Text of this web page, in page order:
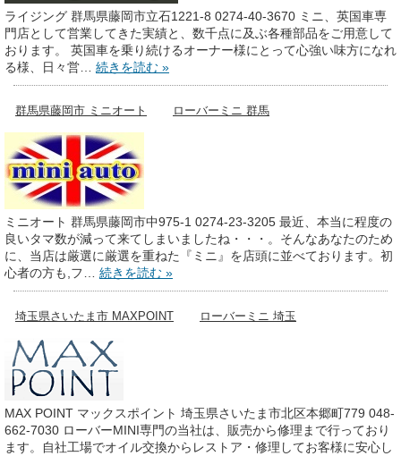
ライジング 群馬県藤岡市立石1221-8 0274-40-3670 ミニ、英国車専
門店として営業してきた実績と、数千点に及ぶ各種部品をご用意して
おります。 英国車を乗り続けるオーナー様にとって心強い味方になれ
る様、日々営… 続きを読む »
群馬県藤岡市 ミニオート ローバーミニ 群馬
ミニオート 群馬県藤岡市中975-1 0274-23-3205 最近、本当に程度の
良いタマ数が減って来てしまいましたね・・・。そんなあなたのため
に、当店は厳選に厳選を重ねた『ミニ』を店頭に並べております。初
心者の方も,フ… 続きを読む »
埼玉県さいたま市 MAXPOINT ローバーミニ 埼玉
MAX POINT マックスポイント 埼玉県さいたま市北区本郷町779 048-
662-7030 ローバーMINI専門の当社は、販売から修理まで行っており
ます。自社工場でオイル交換からレストア・修理してお客様に安心し